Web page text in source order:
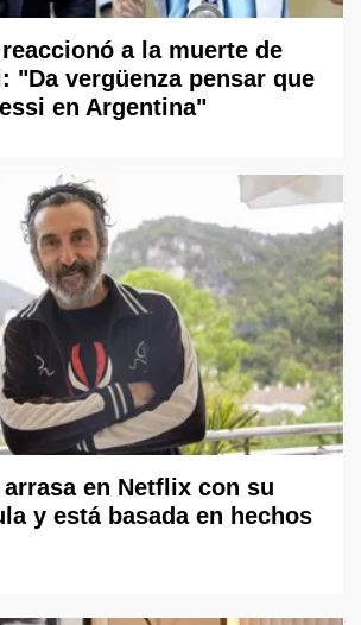
a la muerte de
"Da vergüenza pensar que
en Argentina"
en Netflix con su
y está basada en hechos